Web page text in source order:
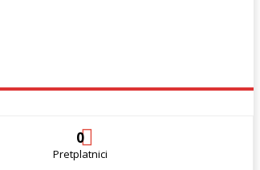
0
Pretplatnici